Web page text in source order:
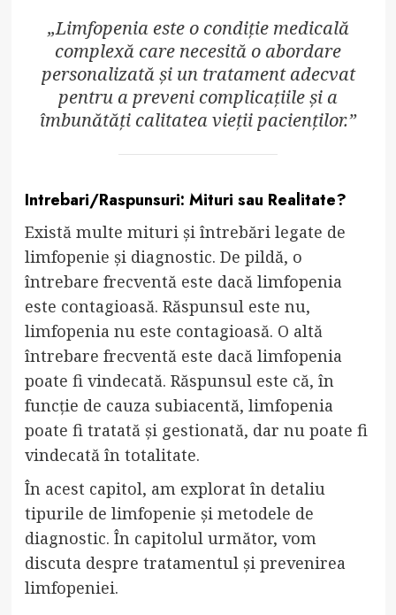
„Limfopenia este o condiție medicală
complexă care necesită o abordare
personalizată și un tratament adecvat
pentru a preveni complicațiile și a
îmbunătăți calitatea vieții pacienților.”
Intrebari/Raspunsuri: Mituri sau Realitate?
Există multe mituri și întrebări legate de
limfopenie și diagnostic. De pildă, o
întrebare frecventă este dacă limfopenia
este contagioasă. Răspunsul este nu,
limfopenia nu este contagioasă. O altă
întrebare frecventă este dacă limfopenia
poate fi vindecată. Răspunsul este că, în
funcție de cauza subiacentă, limfopenia
poate fi tratată și gestionată, dar nu poate fi
vindecată în totalitate.
În acest capitol, am explorat în detaliu
tipurile de limfopenie și metodele de
diagnostic. În capitolul următor, vom
discuta despre tratamentul și prevenirea
limfopeniei.